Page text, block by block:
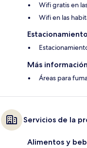
Wifi gratis en
Wifi en las
Estacionamiento
Más información
Áreas para
Servicios de la
Alimentos y